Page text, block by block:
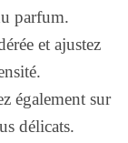
parfum.
et ajustez
également sur
délicats.